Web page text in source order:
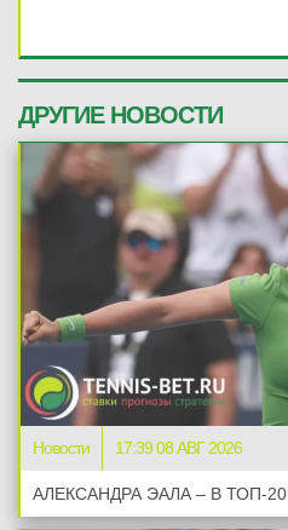
ДРУГИЕ НОВОСТИ
Новости 17:39 08 АВГ 2026
АЛЕКСАНДРА ЭАЛА – В ТОП-20